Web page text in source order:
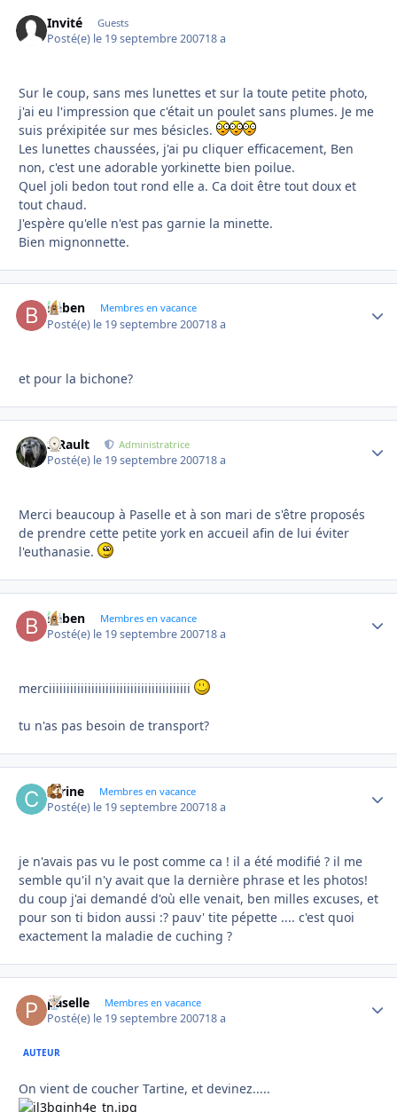
Invité Guests
Posté(e) le 19 septembre 200718 a
Sur le coup, sans mes lunettes et sur la toute petite photo,
j'ai eu l'impression que c'était un poulet sans plumes. Je me
suis préxipitée sur mes bésicles.
Les lunettes chaussées, j'ai pu cliquer efficacement, Ben
non, c'est une adorable yorkinette bien poilue.
Quel joli bedon tout rond elle a. Ca doit être tout doux et
tout chaud.
J'espère qu'elle n'est pas garnie la minette.
Bien mignonnette.
baben Membres en vacance
Posté(e) le 19 septembre 200718 a
et pour la bichone?
S.Rault Administratrice
Posté(e) le 19 septembre 200718 a
Merci beaucoup à Paselle et à son mari de s'être proposés
de prendre cette petite york en accueil afin de lui éviter
l'euthanasie.
baben Membres en vacance
Posté(e) le 19 septembre 200718 a
merciiiiiiiiiiiiiiiiiiiiiiiiiiiiiiiiiiiiiiii
tu n'as pas besoin de transport?
carine Membres en vacance
Posté(e) le 19 septembre 200718 a
je n'avais pas vu le post comme ca ! il a été modifié ? il me
semble qu'il n'y avait que la dernière phrase et les photos!
du coup j'ai demandé d'où elle venait, ben milles excuses, et
pour son ti bidon aussi :? pauv' tite pépette .... c'est quoi
exactement la maladie de cuching ?
paselle Membres en vacance
Posté(e) le 19 septembre 200718 a
AUTEUR
On vient de coucher Tartine, et devinez.....